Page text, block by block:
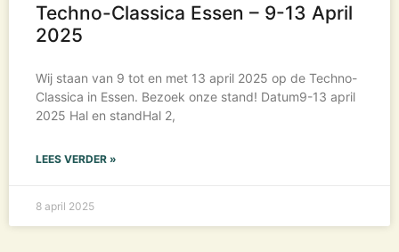
Techno-Classica Essen – 9-13 April
2025
Wij staan van 9 tot en met 13 april 2025 op de Techno-
Classica in Essen. Bezoek onze stand! Datum9-13 april
2025 Hal en standHal 2,
LEES VERDER »
8 april 2025